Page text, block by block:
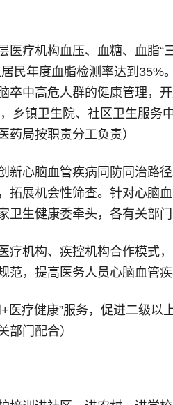
医疗机构血压、血糖、血脂
民年度血脂检测率达到
卒中高危人群的健康管理
乡镇卫生院、社区卫生服
局按职责分工负责）
新心脑血管疾病同防同治
展机会性筛查。针对心脑
生健康委牵头，各有关部门
疗机构、疾控机构合作模
，提高医务人员心脑血管
医疗健康”服务，促进二级
部门配合）